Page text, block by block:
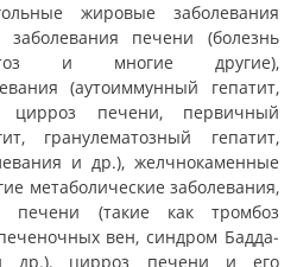
жировые заболевания
заболевания печени (болезнь
и многие другие),
(аутоиммунный гепатит,
цирроз печени, первичный
гранулематозный гепатит,
и др.), желчнокаменные
метаболические заболевания,
печени (такие как тромбоз
вен, синдром Бадда-
др.), цирроз печени и его